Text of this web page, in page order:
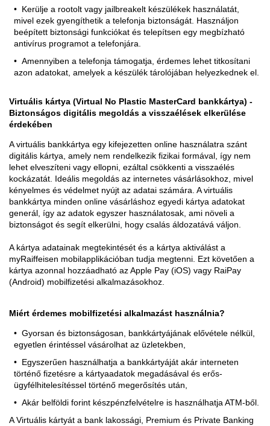
Kerülje a rootolt vagy jailbreakelt készülékek használatát,
mivel ezek gyengíthetik a telefonja biztonságát. Használjon
beépített biztonsági funkciókat és telepítsen egy megbízható
antivírus programot a telefonjára.
Amennyiben a telefonja támogatja, érdemes lehet titkosítani
azon adatokat, amelyek a készülék tárolójában helyezkednek el.
Virtuális kártya (Virtual No Plastic MasterCard bankkártya) -
Biztonságos digitális megoldás a visszaélések elkerülése
érdekében
A virtuális bankkártya egy kifejezetten online használatra szánt
digitális kártya, amely nem rendelkezik fizikai formával, így nem
lehet elveszíteni vagy ellopni, ezáltal csökkenti a visszaélés
kockázatát. Ideális megoldás az internetes vásárlásokhoz, mivel
kényelmes és védelmet nyújt az adatai számára. A virtuális
bankkártya minden online vásárláshoz egyedi kártya adatokat
generál, így az adatok egyszer használatosak, ami növeli a
biztonságot és segít elkerülni, hogy csalás áldozatává váljon.
A kártya adatainak megtekintését és a kártya aktiválást a
myRaiffeisen mobilapplikációban tudja megtenni. Ezt követően a
kártya azonnal hozzáadható az Apple Pay (iOS) vagy RaiPay
(Android) mobilfizetési alkalmazásokhoz.
Miért érdemes mobilfizetési alkalmazást használnia?
Gyorsan és biztonságosan, bankkártyájának elővétele nélkül,
egyetlen érintéssel vásárolhat az üzletekben,
Egyszerűen használhatja a bankkártyáját akár interneten
történő fizetésre a kártyaadatok megadásával és erős-
ügyfélhitelesítéssel történő megerősítés után,
Akár belföldi forint készpénzfelvételre is használhatja ATM-ből.
A Virtuális kártyát a bank lakossági, Premium és Private Banking